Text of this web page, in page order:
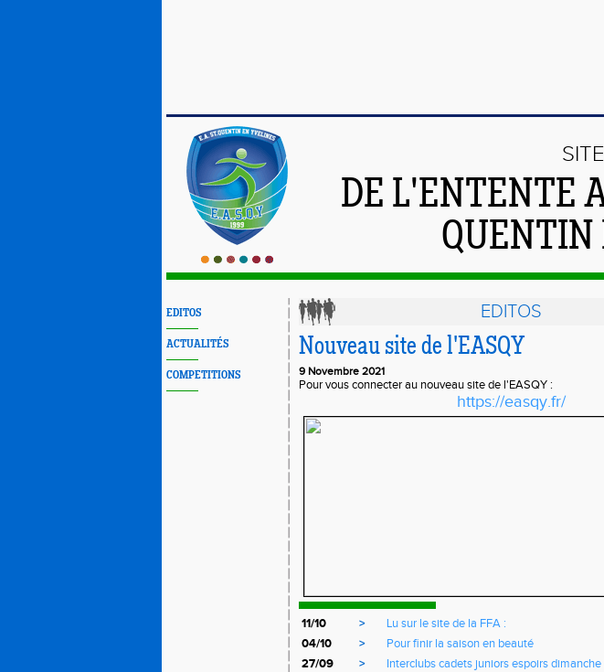
DE L'ENTENTE
QUENTIN
EDITOS
ACTUALITÉS
COMPETITIONS
EDITOS
Nouveau site de l'EASQY
9 Novembre 2021
Pour vous connecter au nouveau site de l'EASQY :
https://easqy.fr/
11/10 >
Lu sur le site de la FFA :
04/10
>
Pour finir la saison en beauté
27/09
>
Interclubs cadets juniors espoirs